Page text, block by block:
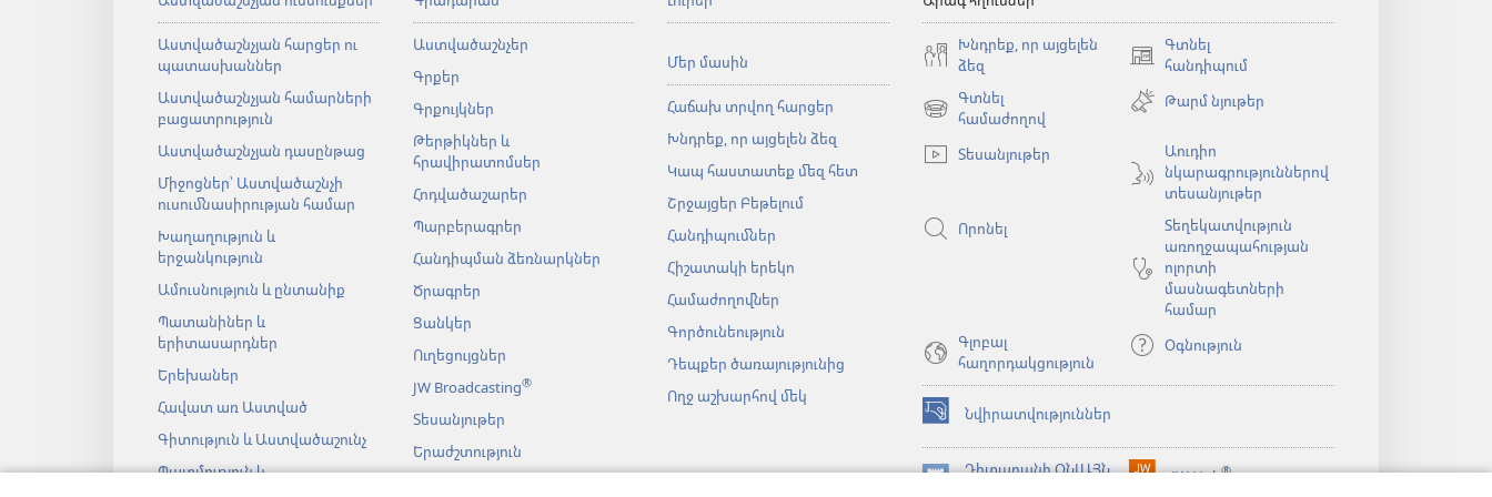
Աստվածաշնչյան հարցեր ու
պատասխաններ
Աստվածաշնչյան համարների
բացատրություն
Աստվածաշնչյան դասընթաց
Միջոցներ՝ Աստվածաշնչի
ուսումնասիրության համար
Խաղաղություն և
երջանկություն
Ամուսնություն և ընտանիք
Պատանիներ և
երիտասարդներ
Երեխաներ
Հավատ առ Աստված
Գիտություն և Աստվածաշունչ
Պատմություն և
Աստվածաշնչեր
Գրքեր
Գրքույկներ
Թերթիկներ և
հրավիրատոմսեր
Հոդվածաշարեր
Պարբերագրեր
Հանդիպման ձեռնարկներ
Ծրագրեր
Ցանկեր
Ուղեցույցներ
JW Broadcasting®
Տեսանյութեր
Երաժշտություն
Մեր մասին
Հաճախ տրվող հարցեր
Խնդրեք, որ այցելեն ձեզ
Կապ հաստատեք մեզ հետ
Շրջայցեր Բեթելում
Հանդիպումներ
Հիշատակի երեկո
Համաժողովներ
Գործունեություն
Դեպքեր ծառայությունից
Ողջ աշխարհով մեկ
Խնդրեք, որ այցելեն
ձեզ
Գտնել
հանդիպում
(բացվում
նոր
Գտնել
համաժողով
(բացվում
նոր
Թարմ նյութեր
Տեսանյութեր
Աուդիո
նկարագրություններով
տեսանյութեր
Որոնել
Տեղեկատվություն
առողջապահության
ոլորտի
մասնագետների
համար
Գլոբալ
հաղորդակցություն
Օգնություն
Նվիրատվություններ
(բացվում
է
նոր
Դիտարանի ՕՆԼԱՅՆ
JW Hub®